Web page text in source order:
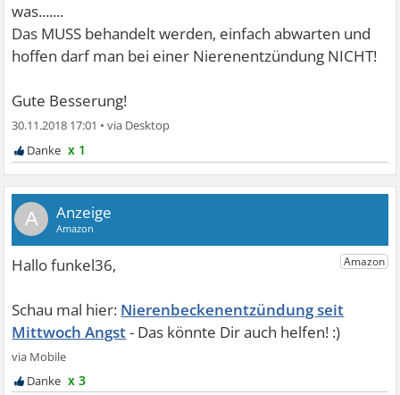
was.......
Das MUSS behandelt werden, einfach abwarten und
hoffen darf man bei einer Nierenentzündung NICHT!
Gute Besserung!
30.11.2018 17:01 •
x 1
A
Nierenbeckenentzündung seit
Mittwoch Angst
x 3